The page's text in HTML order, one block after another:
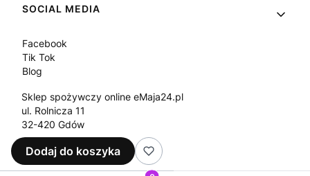
SOCIAL MEDIA
Facebook
Tik Tok
Blog
Sklep spożywczy online eMaja24.pl
ul. Rolnicza 11
32-420 Gdów
Tel.+48 573 330 911
e-mail:sklep@emaja24.pl
Dodaj do koszyka